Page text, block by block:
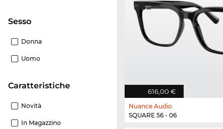
Sesso
Donna
Uomo
Caratteristiche
Novità
In Magazzino
616,00 €
Nuance Audio
SQUARE 56 - 06